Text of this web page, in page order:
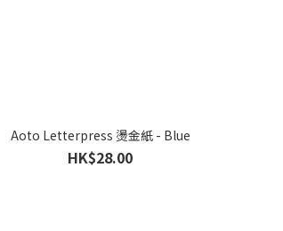
Aoto Letterpress 燙金紙 - Blue
HK$28.00